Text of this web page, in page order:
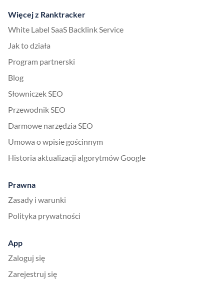
Więcej z Ranktracker
White Label SaaS Backlink Service
Jak to działa
Program partnerski
Blog
Słowniczek SEO
Przewodnik SEO
Darmowe narzędzia SEO
Umowa o wpisie gościnnym
Historia aktualizacji algorytmów Google
Prawna
Zasady i warunki
Polityka prywatności
App
Zaloguj się
Zarejestruj się